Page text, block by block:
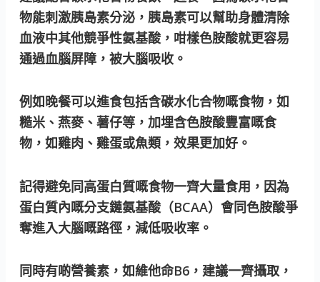
物能刺激胰島素分泌，胰島素可以幫助身體清除
血液中其他競爭性氨基酸，咁樣色胺酸就更容易
通過血腦屏障，被大腦吸收。
例如晚餐可以進食包括含碳水化合物嘅食物，如
糙米、燕麥、薯仔等，加埋含色胺酸豐富嘅食
物，如雞肉、雞蛋或魚類，效果更加好。
記得避免同高蛋白質嘅食物一齊大量食用，因為
蛋白質內嘅分支鏈氨基酸（BCAA）會同色胺酸爭
奪進入大腦嘅路徑，減低吸收率。
同時有啲營養素，如維他命B6，建議一齊攝取，